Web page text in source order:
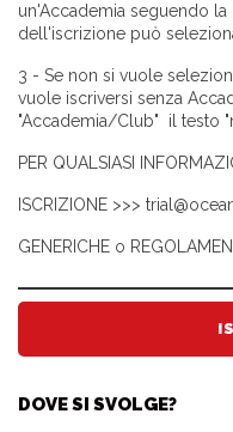
un'Accademia seguendo
dell'iscrizione può
3 - Se non si vuole
vuole iscriversi senza
"Accademia/Club" il testo
PER QUALSIASI
ISCRIZIONE >>>
GENERICHE o
DOVE SI SVOLGE?